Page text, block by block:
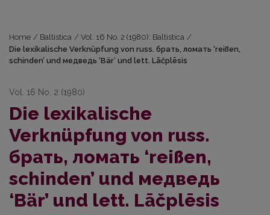
Home / Baltistica / Vol. 16 No. 2 (1980): Baltistica /
Die lexikalische Verknüpfung von russ. брать, ломать ‘reißen,
schinden’ und медведь ‘Bär’ und lett. Lāčplēsis
Vol. 16 No. 2 (1980)
Die lexikalische
Verknüpfung von russ.
брать, ломать ‘reißen,
schinden’ und медведь
‘Bär’ und lett. Lāčplēsis